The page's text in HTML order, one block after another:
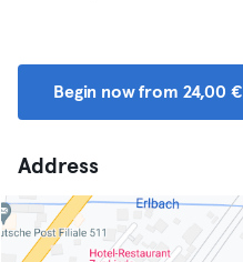
Begin now from 24,00 €
Address